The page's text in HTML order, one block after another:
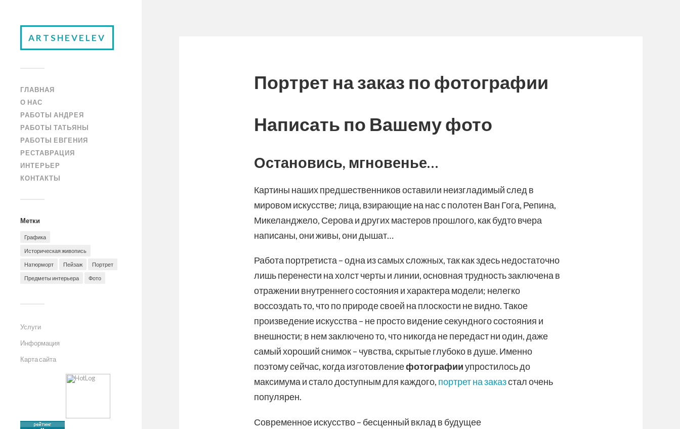
ARTSHEVELEV
ГЛАВНАЯ
О НАС
РАБОТЫ АНДРЕЯ
РАБОТЫ ТАТЬЯНЫ
РАБОТЫ ЕВГЕНИЯ
РЕСТАВРАЦИЯ
ИНТЕРЬЕР
КОНТАКТЫ
Метки
Графика
Историческая живопись
Натюрморт Пейзаж Портрет
Предметы интерьера Фото
Услуги
Информация
Карта сайта
Портрет на заказ по фотографии
Написать по Вашему фото
Остановись, мгновенье…
Картины наших предшественников оставили неизгладимый след в
мировом искусстве; лица, взирающие на нас с полотен Ван Гога, Репина,
Микеланджело, Серова и других мастеров прошлого, как будто вчера
написаны, они живы, они дышат…
Работа портретиста – одна из самых сложных, так как здесь недостаточно
лишь перенести на холст черты и линии, основная трудность заключена в
отражении внутреннего состояния и характера модели; нелегко
воссоздать то, что по природе своей на плоскости не видно. Такое
произведение искусства – не просто видение секундного состояния и
внешности; в нем заключено то, что никогда не передаст ни один, даже
самый хороший снимок – чувства, скрытые глубоко в душе. Именно
поэтому сейчас, когда изготовлениефотографииупростилось до
максимума и стало доступным для каждого, портрет на заказстал очень
популярен.
Современное искусство – бесценный вклад в будущее